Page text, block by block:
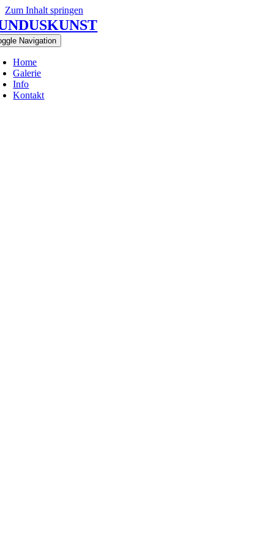
Zum Inhalt springen
Navigation
Home
Galerie
Info
Kontakt